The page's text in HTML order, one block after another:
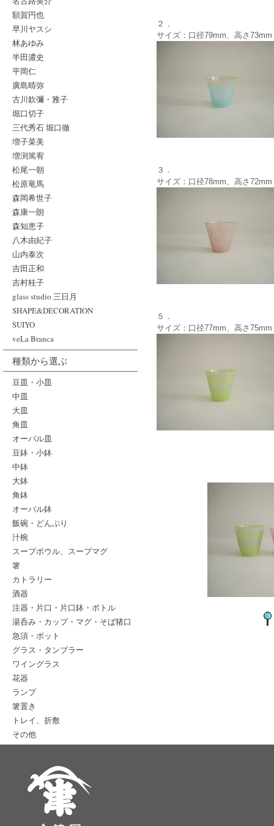
額賀円也
早川ヤスシ
林あゆみ
半田濃史
平岡仁
廣島晴弥
古川欽彌・雅子
堀口切子
三代秀石 堀口徹
増子菜美
増渕篤宥
松尾一朝
松原竜馬
森岡希世子
森康一朗
森知恵子
八木由紀子
山内泰次
吉田正和
吉村桂子
glass studio 三日月
SHAPE&DECORATION
SUIYO
veLa Branca
種類から選ぶ
豆皿・小皿
中皿
大皿
角皿
オーバル皿
豆鉢・小鉢
中鉢
大鉢
角鉢
オーバル鉢
飯碗・どんぶり
汁椀
スープボウル、スープマグ
箸
カトラリー
酒器
注器・片口・片口鉢・ボトル
湯呑み・カップ・マグ・そば猪口
急須・ポット
グラス・タンブラー
ワイングラス
花器
ランプ
箸置き
トレイ、折敷
その他
２．
サイズ：口径79mm、高さ73mm
３．
サイズ：口径78mm、高さ72mm
５．
サイズ：口径77mm、高さ75mm